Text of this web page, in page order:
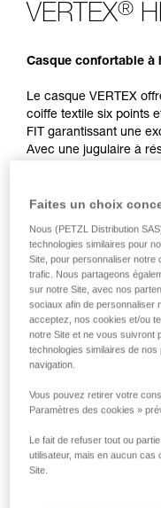
VERTEX®
Casque confortable à
Le casque VERTEX
coiffe textile six points
FIT garantissant une
Avec une jugulaire à
externe fermée
flammes. L’intégration
multiples accessoires
modulable, répondant
professionnels. La
coque externe de
phosphorescents et
visibilité optimale du
VERTEX
Faites un choix
Nous (PETZL Distribution
technologies similaires pour
Site, pour personnaliser notre
trafic. Nous partageons
sur notre Site, avec nos
sociaux afin de personnaliser
acceptez, nos cookies et/ou
notre Site et ne vous suivront
technologies similaires de
navigation.
Vous pouvez retirer votre
Paramètres des cookies »
Le fait de refuser tout ou
utilisateur, mais en aucun cas
Site.